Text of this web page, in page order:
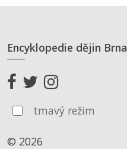
Encyklopedie dějin Brna
tmavý režim
© 2026